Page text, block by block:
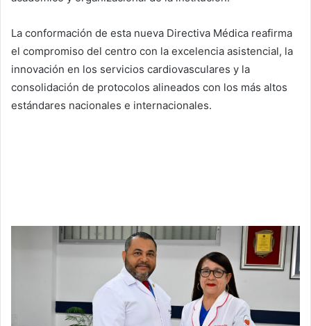
La conformación de esta nueva Directiva Médica reafirma
el compromiso del centro con la excelencia asistencial, la
innovación en los servicios cardiovasculares y la
consolidación de protocolos alineados con los más altos
estándares nacionales e internacionales.